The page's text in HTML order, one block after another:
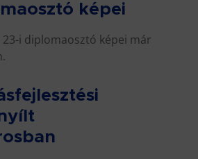
képei
i diplomaosztó képei már